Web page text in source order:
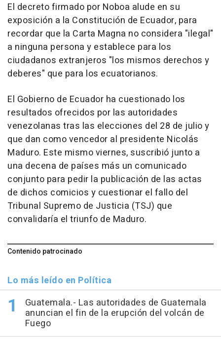
El decreto firmado por Noboa alude en su
exposición a la Constitución de Ecuador, para
recordar que la Carta Magna no considera "ilegal"
a ninguna persona y establece para los
ciudadanos extranjeros "los mismos derechos y
deberes" que para los ecuatorianos.
El Gobierno de Ecuador ha cuestionado los
resultados ofrecidos por las autoridades
venezolanas tras las elecciones del 28 de julio y
que dan como vencedor al presidente Nicolás
Maduro. Este mismo viernes, suscribió junto a
una decena de países más un comunicado
conjunto para pedir la publicación de las actas
de dichos comicios y cuestionar el fallo del
Tribunal Supremo de Justicia (TSJ) que
convalidaría el triunfo de Maduro.
Contenido patrocinado
Lo más leído en Política
Guatemala.- Las autoridades de Guatemala
anuncian el fin de la erupción del volcán de
Fuego